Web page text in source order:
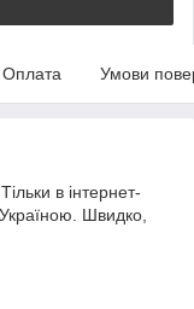
Оплата Умови
в інтернет-
Швидко,